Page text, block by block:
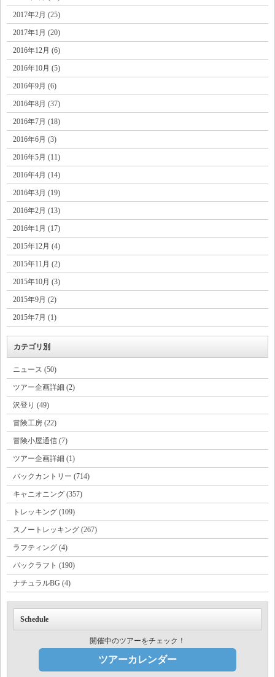
2017年2月 (25)
2017年1月 (20)
2016年12月 (6)
2016年10月 (5)
2016年9月 (6)
2016年8月 (37)
2016年7月 (18)
2016年6月 (3)
2016年5月 (11)
2016年4月 (14)
2016年3月 (19)
2016年2月 (13)
2016年1月 (17)
2015年12月 (4)
2015年11月 (2)
2015年10月 (3)
2015年9月 (2)
2015年7月 (1)
カテゴリ別
ニュース (50)
ツアー企画詳細 (2)
沢登り (49)
冒険工房 (22)
冒険小屋通信 (7)
ツアー企画詳細 (1)
バックカントリー (714)
キャニオニング (357)
トレッキング (109)
スノートレッキング (267)
ラフティング (4)
パックラフト (190)
ナチュラルBG (4)
Schedule
開催中のツアーをチェック！
ツアーカレンダー